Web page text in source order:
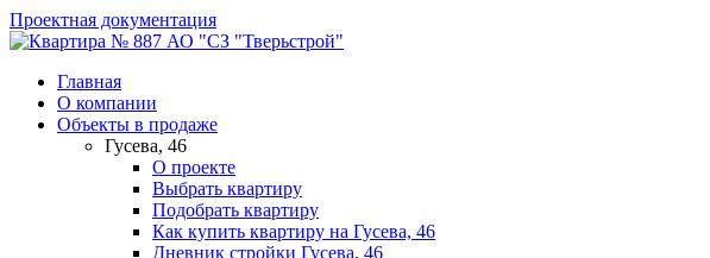
Проектная документация
АО "СЗ "Тверьстрой"
Главная
О компании
Объекты в продаже
Гусева, 46
О проекте
Выбрать квартиру
Подобрать квартиру
Как купить квартиру на Гусева, 46
Дневник стройки Гусева, 46